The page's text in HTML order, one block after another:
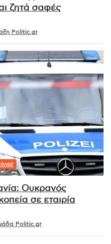
ζητά σαφές
Politic.gr
Ουκρανός
σε εταιρία
Politic.gr